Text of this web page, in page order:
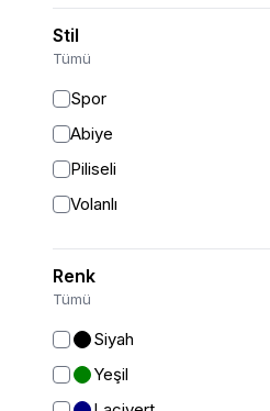
Pantolon
Etek
Ferace
Kap & Pardesü
Trençkot
Hırka
Stil
Tümü
Spor
Abiye
Piliseli
Volanlı
Renk
Tümü
Siyah
Yeşil